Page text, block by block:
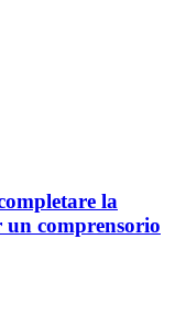
la
un comprensorio